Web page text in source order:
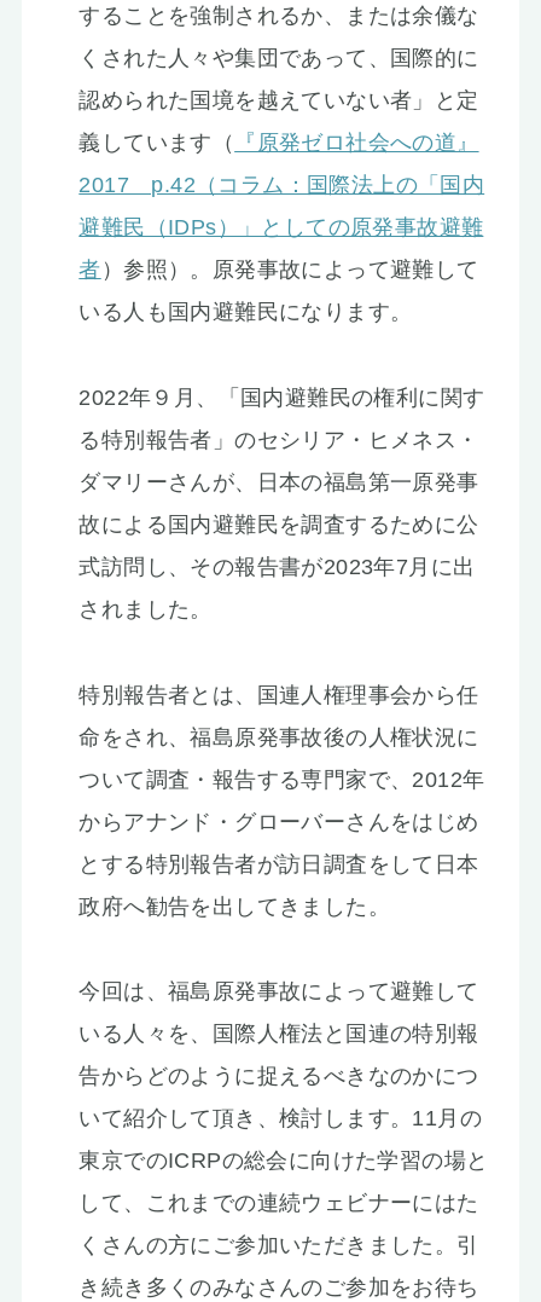
することを強制されるか、または余儀な
くされた人々や集団であって、国際的に
認められた国境を越えていない者」と定
義しています（
『原発ゼロ社会への道』
2017 p.42（コラム：国際法上の「国内
避難民（IDPs）」としての原発事故避難
者 ）参照）。原発事故によって避難して
いる人も国内避難民になります。
2022年９月、「国内避難民の権利に関す
る特別報告者」のセシリア・ヒメネス・
ダマリーさんが、日本の福島第一原発事
故による国内避難民を調査するために公
式訪問し、その報告書が2023年7月に出
されました。
特別報告者とは、国連人権理事会から任
命をされ、福島原発事故後の人権状況に
ついて調査・報告する専門家で、2012年
からアナンド・グローバーさんをはじめ
とする特別報告者が訪日調査をして日本
政府へ勧告を出してきました。
今回は、福島原発事故によって避難して
いる人々を、国際人権法と国連の特別報
告からどのように捉えるべきなのかにつ
いて紹介して頂き、検討します。11月の
東京でのICRPの総会に向けた学習の場と
して、これまでの連続ウェビナーにはた
くさんの方にご参加いただきました。引
き続き多くのみなさんのご参加をお待ち